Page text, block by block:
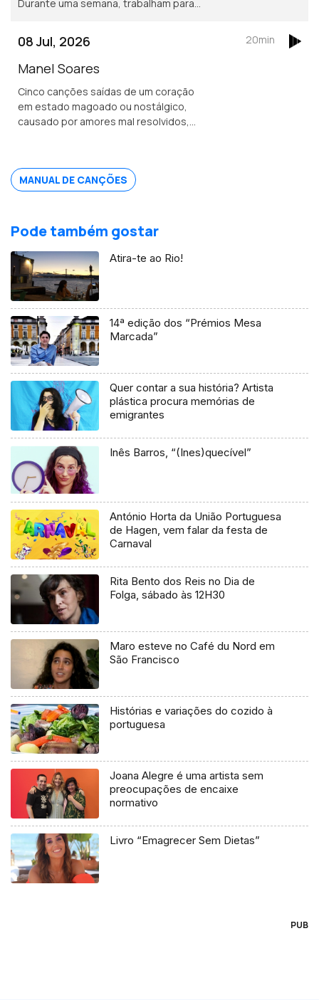
Durante uma semana, trabalham para
Canções a explicar a dinâmica deste
projeto.
08 Jul, 2026
Manel Soares
Cinco canções saídas de um coração
em estado magoado ou nostálgico,
causado por amores mal resolvidos,
apresentar.
20min
MANUAL DE CANÇÕES
Pode também gostar
Atira-te ao Rio!
14ª edição dos “Prémios Mesa
Marcada”
Quer contar a sua história? Artista
plástica procura memórias de
emigrantes
Inês Barros, “(Ines)quecível”
António Horta da União Portuguesa
de Hagen, vem falar da festa de
Carnaval
Rita Bento dos Reis no Dia de
Folga, sábado às 12H30
Maro esteve no Café du Nord em
São Francisco
Histórias e variações do cozido à
portuguesa
Joana Alegre é uma artista sem
preocupações de encaixe
normativo
Livro “Emagrecer Sem Dietas”
PUB